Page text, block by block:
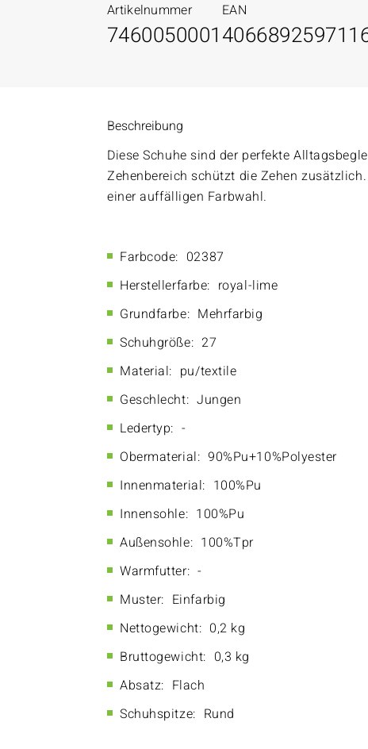
Artikelnummer
7460050001
EAN
Beschreibung
Diese Schuhe sind der perfekte
Zehenbereich schützt die Zehen
einer auffälligen Farbwahl.
Farbcode: 02387
Herstellerfarbe: royal-lime
Grundfarbe: Mehrfarbig
Schuhgröße: 27
Material: pu/textile
Geschlecht: Jungen
Ledertyp: -
Obermaterial: 90%Pu+10%Polyester
Innenmaterial: 100%Pu
Innensohle: 100%Pu
Außensohle: 100%Tpr
Warmfutter: -
Muster: Einfarbig
Nettogewicht: 0,2 kg
Bruttogewicht: 0,3 kg
Absatz: Flach
Schuhspitze: Rund